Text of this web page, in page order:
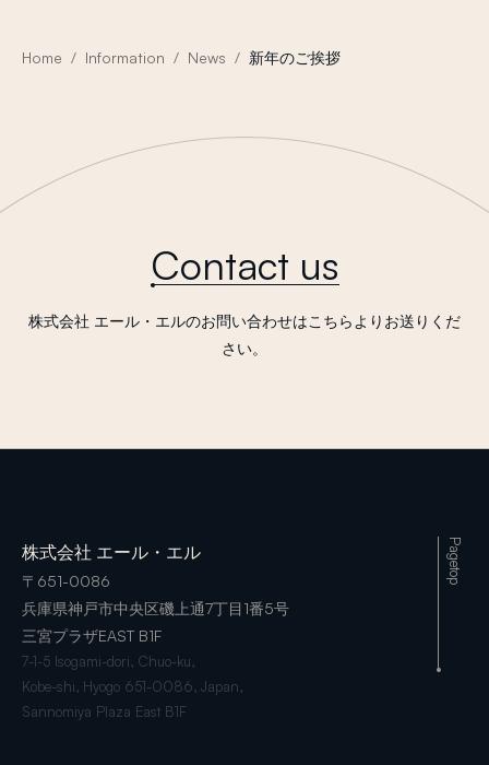
Home Information News 新年のご挨拶
Contact us
株式会社 エール・エルのお問い合わせはこちらよりお送りくだ
さい。
株式会社 エール・エル
〒651-0086
兵庫県神戸市中央区磯上通7丁目1番5号
三宮プラザEAST B1F
7-1-5 Isogami-dori, Chuo-ku,
Kobe-shi, Hyogo 651-0086, Japan,
Sannomiya Plaza East B1F
Pagetop